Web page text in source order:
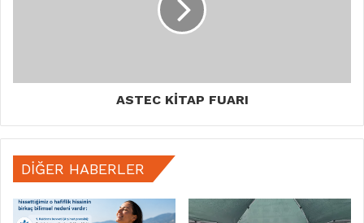
ASTEC KİTAP FUARI
DIĞER HABERLER